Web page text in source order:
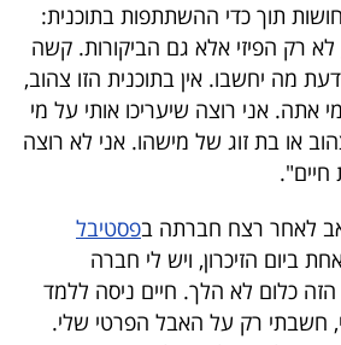
תוך כדי ההשתתפות בתוכנית:
רק הפיזי אלא גם הביקורות. קשה
מה יחשבו. אין בתוכנית הזו צהוב,
אתה. אני רוצה שיעריכו אותי על מי
או בת זוג של מישהו. אני לא רוצה
לאחר רצח חברתה בפסטיבל
ביום הזיכרון, ויש לי חברה
כלום לא הלך. חיים ניסה ללמד
חשבתי רק על האבל הפרטי שלי.